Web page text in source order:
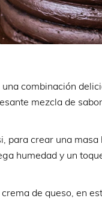
una combinación
mezcla de
crear una
humedad y un
de queso, en